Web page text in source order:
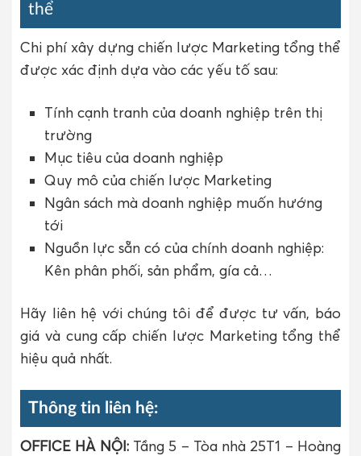
thể
Chi phí xây dựng chiến lược Marketing tổng thể
được xác định dựa vào các yếu tố sau:
Tính cạnh tranh của doanh nghiệp trên thị
trường
Mục tiêu của doanh nghiệp
Quy mô của chiến lược Marketing
Ngân sách mà doanh nghiệp muốn hướng
tới
Nguồn lực sẵn có của chính doanh nghiệp:
Kên phân phối, sản phẩm, gía cả…
Hãy liên hệ với chúng tôi để được tư vấn, báo
giá và cung cấp chiến lược Marketing tổng thể
hiệu quả nhất.
Thông tin liên hệ:
OFFICE HÀ NỘI:Tầng 5 – Tòa nhà 25T1 – Hoàng